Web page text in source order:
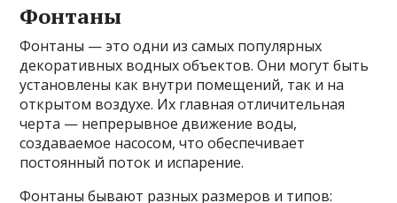
Фонтаны
Фонтаны — это одни из самых популярных
декоративных водных объектов. Они могут быть
установлены как внутри помещений, так и на
открытом воздухе. Их главная отличительная
черта — непрерывное движение воды,
создаваемое насосом, что обеспечивает
постоянный поток и испарение.
Фонтаны бывают разных размеров и типов: